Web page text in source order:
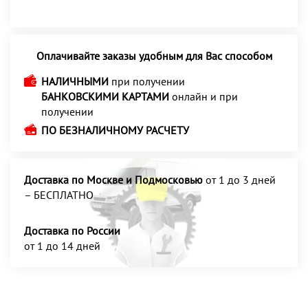
Оплачивайте заказы удобным для Вас способом
НАЛИЧНЫМИ при получении
БАНКОВСКИМИ КАРТАМИ онлайн и при
получении
ПО БЕЗНАЛИЧНОМУ РАСЧЕТУ
Доставка по Москве и Подмосковью от 1 до 3 дней
– БЕСПЛАТНО
Доставка по России
от 1 до 14 дней